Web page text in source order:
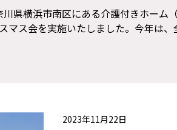
県横浜市南区にある介護付きホーム
マス会を実施いたしました。今年は
2023年11月22日